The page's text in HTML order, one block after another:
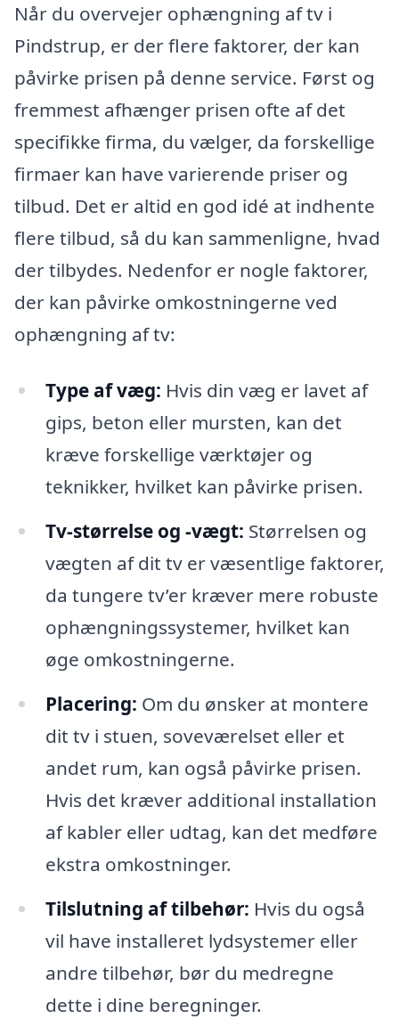
Når du overvejer ophængning af tv i
Pindstrup, er der flere faktorer, der kan
påvirke prisen på denne service. Først og
fremmest afhænger prisen ofte af det
specifikke firma, du vælger, da forskellige
firmaer kan have varierende priser og
tilbud. Det er altid en god idé at indhente
flere tilbud, så du kan sammenligne, hvad
der tilbydes. Nedenfor er nogle faktorer,
der kan påvirke omkostningerne ved
ophængning af tv:
Type af væg: Hvis din væg er lavet af
gips, beton eller mursten, kan det
kræve forskellige værktøjer og
teknikker, hvilket kan påvirke prisen.
Tv-størrelse og -vægt: Størrelsen og
vægten af dit tv er væsentlige faktorer,
da tungere tv’er kræver mere robuste
ophængningssystemer, hvilket kan
øge omkostningerne.
Placering: Om du ønsker at montere
dit tv i stuen, soveværelset eller et
andet rum, kan også påvirke prisen.
Hvis det kræver additional installation
af kabler eller udtag, kan det medføre
ekstra omkostninger.
Tilslutning af tilbehør: Hvis du også
vil have installeret lydsystemer eller
andre tilbehør, bør du medregne
dette i dine beregninger.